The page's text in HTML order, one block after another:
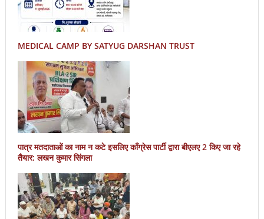
MEDICAL CAMP BY SATYUG DARSHAN TRUST
पात्र मतदाताओं का नाम न कटे इसलिए काँग्रेस पार्टी द्वारा बीएलए 2 किए जा रहे
तैयार: लखन कुमार सिंगला